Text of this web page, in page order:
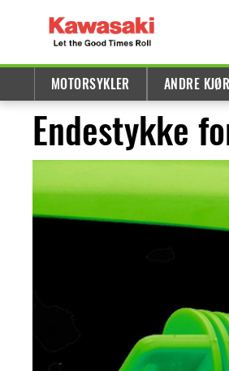
MOTORSYKLER ANDRE
Endestykke